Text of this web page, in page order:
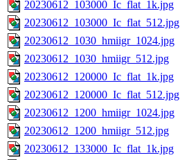
20230612_103000_Ic_flat_1k.jpg
20230612_103000_Ic_flat_512.jpg
20230612_1030_hmiigr_1024.jpg
20230612_1030_hmiigr_512.jpg
20230612_120000_Ic_flat_1k.jpg
20230612_120000_Ic_flat_512.jpg
20230612_1200_hmiigr_1024.jpg
20230612_1200_hmiigr_512.jpg
20230612_133000_Ic_flat_1k.jpg